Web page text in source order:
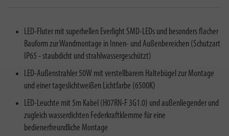
LED-Fluter mit superhellen Everlight SMD-LEDs und besonders flacher
Bauform zur Wandmontage in Innen- und Außenbereichen (Schutzart
IP65 - staubdicht und strahlwassergeschützt)
LED-Außenstrahler 50W mit verstellbarem Haltebügel zur Montage
und einer tageslichtweißen Lichtfarbe (6500K)
LED-Leuchte mit 5m Kabel (H07RN-F 3G1.0) und außenliegender und
zugleich wasserdichten Federkraftklemme für eine
bedienerfreundliche Montage